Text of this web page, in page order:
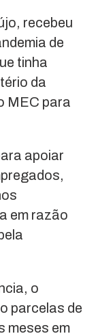
recebeu
de
tinha
da
MEC para
apoiar
em razão
o
parcelas de
meses em